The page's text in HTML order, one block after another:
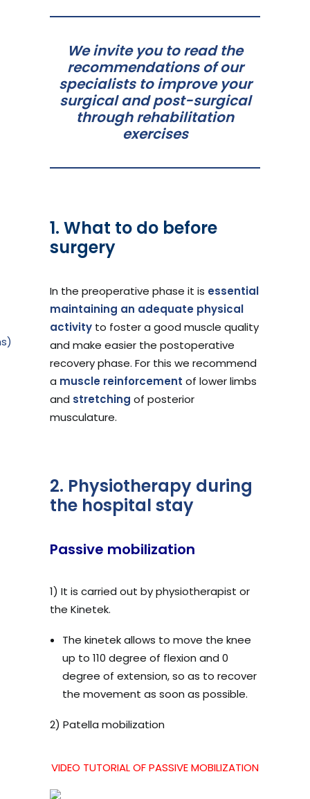
We invite you to read the
recommendations of our
specialists to improve your
surgical and post-surgical
through rehabilitation
exercises
1. What to do before
surgery
In the preoperative phase it is essential
maintaining an adequate physical
activity to foster a good muscle quality
and make easier the postoperative
recovery phase. For this we recommend
a muscle reinforcement of lower limbs
and stretching of posterior
musculature.
2. Physiotherapy during
the hospital stay
Passive mobilization
1) It is carried out by physiotherapist or
the Kinetek.
The kinetek allows to move the knee
up to 110 degree of flexion and 0
degree of extension, so as to recover
the movement as soon as possible.
2) Patella mobilization
VIDEO TUTORIAL OF PASSIVE MOBILIZATION